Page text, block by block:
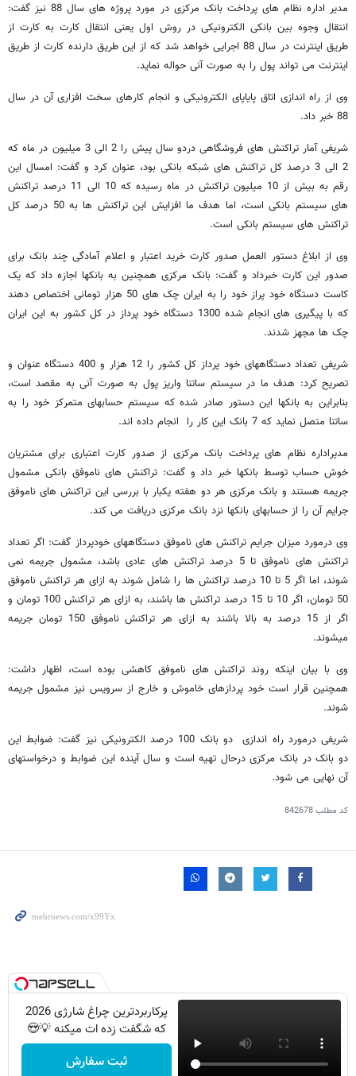
مدیر اداره نظام های پرداخت بانک مرکزی در مورد پروژه های سال 88 نیز گفت:
انتقال وجوه بین بانکی الکترونیکی در روش اول یعنی انتقال کارت به کارت از
طریق اینترنت در سال 88 اجرایی خواهد شد که از این طریق دارنده کارت از طریق
اینترنت می تواند پول را به صورت آنی حواله نماید.
وی از راه اندازی اتاق پایاپای الکترونیکی و انجام کارهای سخت افزاری آن در سال
88 خبر داد.
شریفی آمار تراکنش های فروشگاهی دردو سال پیش را 2 الی 3 میلیون در ماه که
2 الی 3 درصد کل تراکنش های شبکه بانکی بود، عنوان کرد و گفت: امسال این
رقم به بیش از 10 میلیون تراکنش در ماه رسیده که 10 الی 11 درصد تراکنش
های سیستم بانکی است، اما هدف ما افزایش این تراکنش ها به 50 درصد کل
تراکنش های سیستم بانکی است.
وی از ابلاغ دستور العمل صدور کارت خرید اعتبار و اعلام آمادگی چند بانک برای
صدور این کارت خبرداد و گفت: بانک مرکزی همچنین به بانکها اجازه داد که یک
کاست دستگاه خود پراز خود را به ایران چک های 50 هزار تومانی اختصاص دهند
که با پیگیری های انجام شده 1300 دستگاه خود پرداز در کل کشور به این ایران
چک ها مجهز شدند.
شریفی تعداد دستگاههای خود پرداز کل کشور را 12 هزار و 400 دستگاه عنوان و
تصریح کرد: هدف ما در سیستم ساتنا واریز پول به صورت آنی به مقصد است،
بنابراین به بانکها این دستور صادر شده که سیستم حسابهای متمرکز خود را به
ساتنا متصل نماید که 7 بانک این کار را انجام داده اند.
مدیراداره نظام های پرداخت بانک مرکزی از صدور کارت اعتباری برای مشتریان
خوش حساب توسط بانکها خبر داد و گفت: تراکنش های ناموفق بانکی مشمول
جریمه هستند و بانک مرکزی هر دو هفته یکبار با بررسی این تراکنش های ناموفق
جرایم آن را از حسابهای بانکها نزد بانک مرکزی دریافت می کند.
وی درمورد میزان جرایم تراکنش های ناموفق دستگاههای خودپرداز گفت: اگر تعداد
تراکنش های ناموفق تا 5 درصد تراکنش های عادی باشد، مشمول جریمه نمی
شوند، اما اگر 5 تا 10 درصد تراکنش ها را شامل شوند به ازای هر تراکنش ناموفق
50 تومان، اگر 10 تا 15 درصد تراکنش ها باشند، به ازای هر تراکنش 100 تومان و
اگر از 15 درصد به بالا باشند به ازای هر تراکنش ناموفق 150 تومان جریمه
میشوند.
وی با بیان اینکه روند تراکنش های ناموفق کاهشی بوده است، اظهار داشت:
همچنین قرار است خود پردازهای خاموش و خارج از سرویس نیز مشمول جریمه
شوند.
شریفی درمورد راه اندازی دو بانک 100 درصد الکترونیکی نیز گفت: ضوابط این
دو بانک در بانک مرکزی درحال تهیه است و سال آینده این ضوابط و درخواستهای
آن نهایی می شود.
کد مطلب842678
پرکاربردترین چراغ شارژی 2026
که شگفت زده ات میکنه 💡😍
ثبت سفارش